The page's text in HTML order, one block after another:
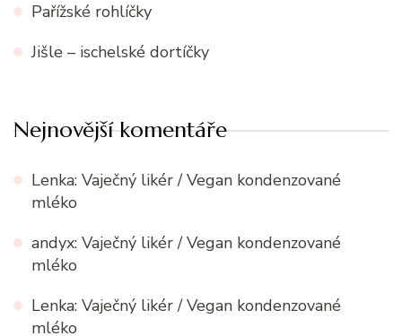
Pařížské rohlíčky
Jišle – ischelské dortíčky
Nejnovější komentáře
Lenka: Vaječný likér / Vegan kondenzované
mléko
andyx: Vaječný likér / Vegan kondenzované
mléko
Lenka: Vaječný likér / Vegan kondenzované
mléko